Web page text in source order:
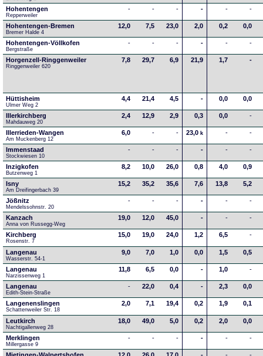
Hohentengen
Repperweiler
- - - - - -
Hohentengen-Bremen
Bremer Halde 4
12,0 7,5 23,0 2,0 0,2 0,0
Hohentengen-Völlkofen
Bergstraße
- - - - - -
Horgenzell-Ringgenweiler
Ringgenweiler 620
7,8 29,7 6,9 21,9 1,7 -
Hüttisheim
Ulmer Weg 2
4,4 21,4 4,5 - 0,0 0,0
Illerkirchberg
Mahdauweg 20
2,4 12,9 2,9 0,3 0,0 -
Illerrieden-Wangen
Am Muckenberg 12
6,0 - - 23,0k - -
Immenstaad
Stockwiesen 10
- - - - - -
Inzigkofen
Butzenweg 1
8,2 10,0 26,0 0,8 4,0 0,9
Isny
Am Dreifingerbach 39
15,2 35,2 35,6 7,6 13,8 5,2
Jößnitz
Mendelssohnstr. 20
- - - - - -
Kanzach
Anna von Russegg-Weg
19,0 12,0 45,0 - - -
Kirchberg
Rosenstr. 7
15,0 19,0 24,0 1,2 6,5 -
Langenau
Wasserstr. 54-1
9,0 7,0 1,0 0,0 1,5 0,5
Langenau
Narzissenweg 1
11,8 6,5 0,0 - 1,0 -
Langenau
Edith-Stein-Straße
- 22,0 0,4 - 2,3 0,0
Langenenslingen
Schattenweiler Str. 18
2,0 7,1 19,4 0,2 1,9 0,1
Leutkirch
Nachtigallenweg 28
18,0 49,0 5,0 0,2 2,0 0,0
Merklingen
Millergasse 9
- - - - - -